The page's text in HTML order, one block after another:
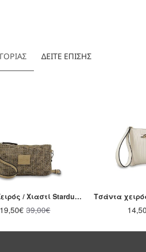
ΔΕΊΤΕ ΕΠΊΣΗΣ
Τσάντα Χειρός / Χιαστί Stardust Hunter 54002866 Μαύρο
19,50€ 39,00€